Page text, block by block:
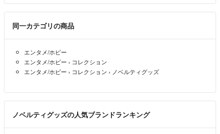
同一カテゴリの商品
エンタメ/ホビー
エンタメ/ホビー › コレクション
エンタメ/ホビー › コレクション › ノベルティグッズ
ノベルティグッズの人気ブランドランキング